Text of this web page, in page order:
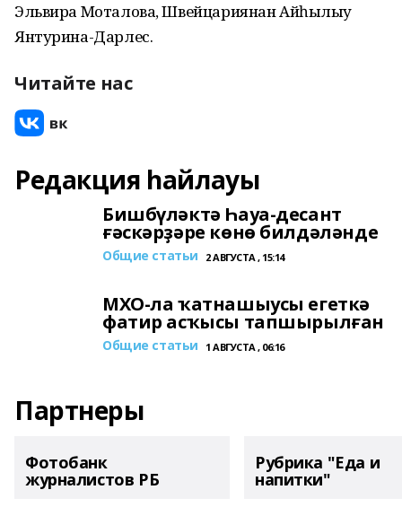
Эльвира Моталова, Швейцариянан Айһылыу
Янтурина-Дарлес.
Читайте нас
Редакция һайлауы
Бишбүләктә Һауа-десант
ғәскәрҙәре көнө билдәләнде
Общие статьи 2 АВГУСТА , 15:14
МХО-ла ҡатнашыусы егеткә
фатир асҡысы тапшырылған
Общие статьи 1 АВГУСТА , 06:16
Партнеры
Фотобанк
журналистов РБ
Рубрика "Еда и
напитки"